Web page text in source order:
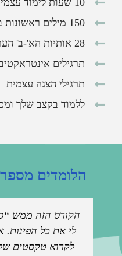
10 שעות לימוד עצמי חוויתי
150 מילים ראשונות בערבית
28 אותיות הא'-ב' הערבית
תרגילים אינטראקטיביים
תרגילי הצגה עצמית
ללמוד בקצב שלך ומכל
הלומדים
הקורס הזה ממש
לי את כל הפינות.
לקרוא טקסטים